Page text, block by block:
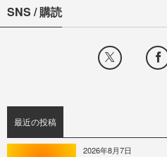
SNS / 購読
最近の投稿
2026年8月7日